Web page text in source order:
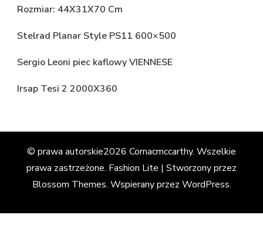
Rozmiar: 44X31X70 Cm
Stelrad Planar Style PS11 600×500
Sergio Leoni piec kaflowy VIENNESE
Irsap Tesi 2 2000X360
© prawa autorskie2026 Cornacmccarthy. Wszelkie
prawa zastrzeżone. Fashion Lite | Stworzony przez
Blossom Themes. Wspierany przez WordPress.